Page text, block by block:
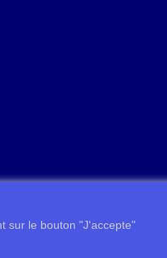
sur le bouton "J'accepte"